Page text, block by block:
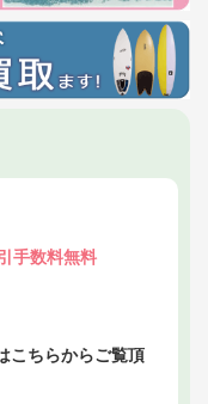
手数料無料
こちらからご覧頂